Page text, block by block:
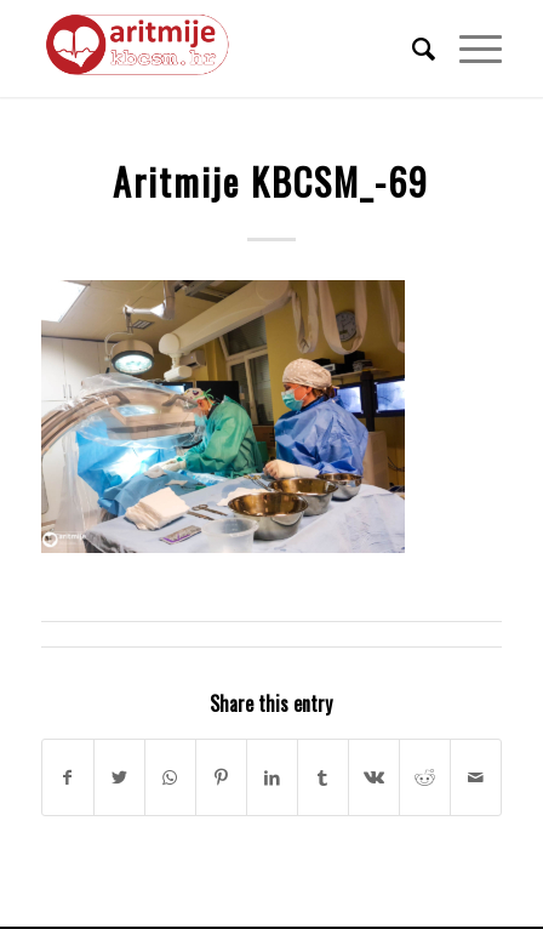
Aritmije KBCSM_-69
Share this entry